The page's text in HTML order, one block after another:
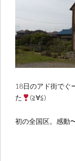
18日のアド街でぐ
た
(≧∀≦)
初の全国区。感動